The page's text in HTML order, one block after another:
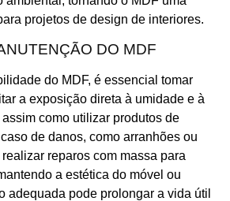
projetos de design de interiores.
DO MDF
do MDF, é essencial tomar
a exposição direta à umidade e à
como utilizar produtos de
de danos, como arranhões ou
reparos com massa para
a estética do móvel ou
adequada pode prolongar a vida útil